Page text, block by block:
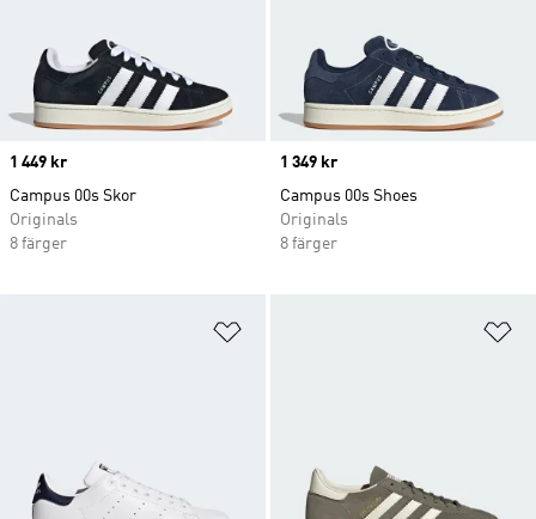
Price
1 449 kr
Campus 00s Skor
Originals
8 färger
Price
1 349 kr
Campus 00s Shoes
Originals
8 färger